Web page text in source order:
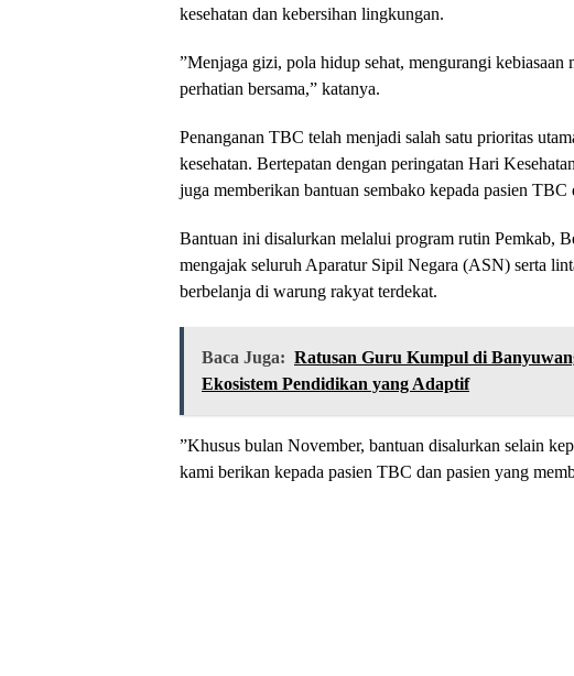
kesehatan dan kebersihan lingkungan.
​”Menjaga gizi, pola hidup sehat, mengurangi kebiasaan
perhatian bersama,” katanya.
​Penanganan TBC telah menjadi salah satu prioritas
kesehatan. Bertepatan dengan peringatan Hari
juga memberikan bantuan sembako kepada pasien TBC
​Bantuan ini disalurkan melalui program rutin Pemkab,
mengajak seluruh Aparatur Sipil Negara (ASN) serta
berbelanja di warung rakyat terdekat.
Baca Juga: Ratusan Guru Kumpul di
Ekosistem Pendidikan yang Adaptif
​”Khusus bulan November, bantuan disalurkan selain
kami berikan kepada pasien TBC dan pasien yang